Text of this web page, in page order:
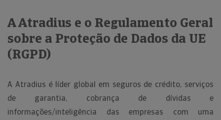
A Atradius e o Regulamento Geral
sobre a Proteção de Dados da UE
(RGPD)
A Atradius é líder global em seguros de crédito, serviços
de garantia, cobrança de dívidas e
informações/inteligência das empresas com uma